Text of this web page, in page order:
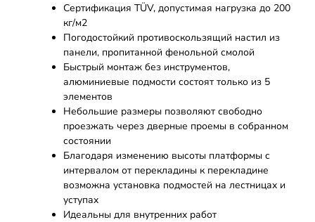
Сертификация TÜV, допустимая нагрузка до 200
кг/м2
Погодостойкий противоскользящий настил из
панели, пропитанной фенольной смолой
Быстрый монтаж без инструментов,
алюминиевые подмости состоят только из 5
элементов
Небольшие размеры позволяют свободно
проезжать через дверные проемы в собранном
состоянии
Благодаря изменению высоты платформы с
интервалом от перекладины к перекладине
возможна установка подмостей на лестницах и
уступах
Идеальны для внутренних работ